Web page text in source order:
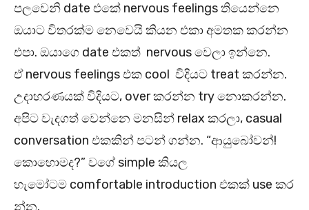
පලවෙනි date එකේ nervous feelings තියෙන්නෙ
ඔයාට විතරක්ම නෙවෙයි කියන එකා අමතක කරන්න
එපා. ඔයාගෙ date එකත් nervous වෙලා ඉන්නෙ.
ඒ nervous feelings එක cool විදියට treat කරන්න.
උදාහරණයක් විදියට, over කරන්න try නොකරන්න.
අපිට වැදගත් වෙන්නෙ මනසින් relax කරලා, casual
conversation එකකින් පටන් ගන්න. “ආයුබෝවන්!
කොහොමද?” වගේ simple කියල
හැමෝටම comfortable introduction එකක් use කර
න්න.